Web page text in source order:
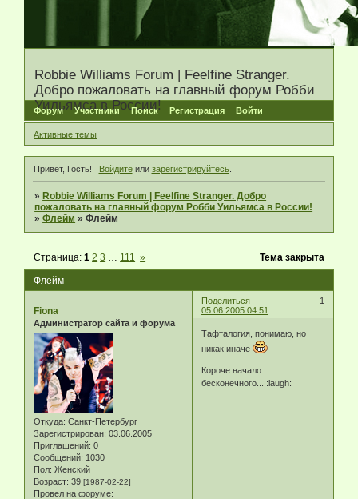
Robbie Williams Forum | Feelfine Stranger.
Добро пожаловать на главный форум Робби
Уильямса в России!
Форум Участники Поиск Регистрация Войти
Активные темы
Привет, Гость! Войдитеили зарегистрируйтесь.
» Robbie Williams Forum | Feelfine Stranger. Добро
пожаловать на главный форум Робби Уильямса в России!
»Флейм »Флейм
Флейм
Страница:1 2 3 111 » Тема закрыта
Поделиться
1
05.06.2005 04:51
Fiona
Администратор сайта и форума
Откуда: Санкт-Петербург
Зарегистрирован: 03.06.2005
Приглашений: 0
Сообщений: 1030
Пол: Женский
Возраст: 39 [1987-02-22]
Провел на форуме:
Тафталогия, понимаю, но
никак иначе
Короче начало
бесконечного... :laugh: